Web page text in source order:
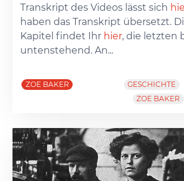
Transkript des Videos lässt sich
haben das Transkript übersetzt.
Kapitel findet Ihr hier, die letzten
untenstehend. An...
ZOE BAKER GESCHICHTE
ZOE BAKER